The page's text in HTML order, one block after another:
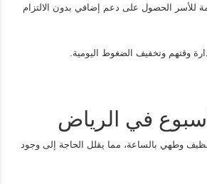
للأسر الحصول على دعم إضافي بدون الالتزام
وقتهم وتخفيف الضغوط اليومية.
في الرياض
وطهي بالساعة، مما يقلل الحاجة إلى وجود